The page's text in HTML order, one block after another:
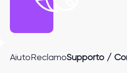
Aiuto ReclamoSupporto /